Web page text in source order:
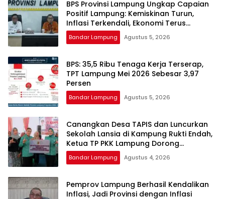
BPS Provinsi Lampung Ungkap Capaian
Positif Lampung: Kemiskinan Turun,
Inflasi Terkendali, Ekonomi Terus
Tumbuh
Bandar Lampung Agustus 5, 2026
BPS: 35,5 Ribu Tenaga Kerja Terserap,
TPT Lampung Mei 2026 Sebesar 3,97
Persen
Bandar Lampung Agustus 5, 2026
Canangkan Desa TAPIS dan Luncurkan
Sekolah Lansia di Kampung Rukti Endah,
Ketua TP PKK Lampung Dorong
Pembangunan SDM Dimulai dari Desa
Bandar Lampung Agustus 4, 2026
Pemprov Lampung Berhasil Kendalikan
Inflasi, Jadi Provinsi dengan Inflasi